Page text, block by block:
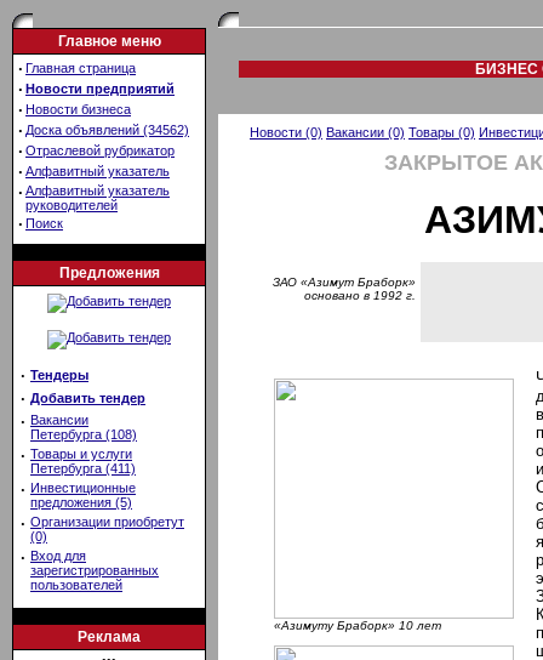
Главное меню
· Главная страница
· Новости предприятий
· Новости бизнеса
· Доска объявлений (34562)
· Отраслевой рубрикатор
· Алфавитный указатель
· Алфавитный указатель
руководителей
· Поиск
Предложения
· Тендеры
· Добавить тендер
· Вакансии
Петербурга (108)
· Товары и услуги
Петербурга (411)
· Инвестиционные
предложения (5)
· Организации приобретут
(0)
· Вход для
зарегистрированных
пользователей
Реклама
БИЗНЕС
Новости (0) Вакансии (0) Товары (0)
ЗАКРЫТОЕ
ЗАО «Азимут Браборк»
основано в 1992 г.
«Азимуту Браборк» 10 лет